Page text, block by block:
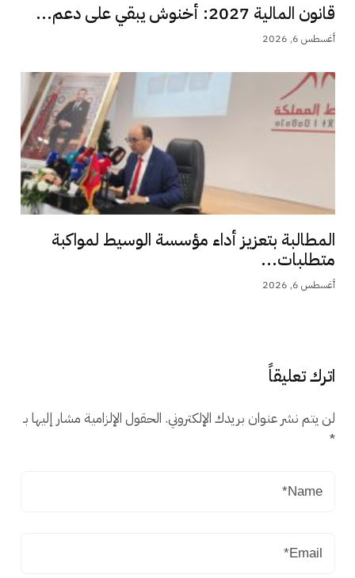
قانون المالية 2027: أخنوش يبقي على دعم...
أغسطس 6, 2026
المطالبة بتعزيز أداء مؤسسة الوسيط لمواكبة
متطلبات...
أغسطس 6, 2026
اترك تعليقاً
لن يتم نشر عنوان بريدك الإلكتروني. الحقول الإلزامية مشار إليها بـ
*